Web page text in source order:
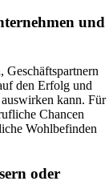
und
Geschäftspartnern
den Erfolg und
kann. Für
Chancen
Wohlbefinden
oder